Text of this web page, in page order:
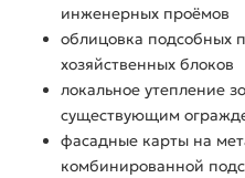
инженерных проёмов
облицовка подсобных
хозяйственных блоков
локальное утепление
существующим
фасадные карты на
комбинированной